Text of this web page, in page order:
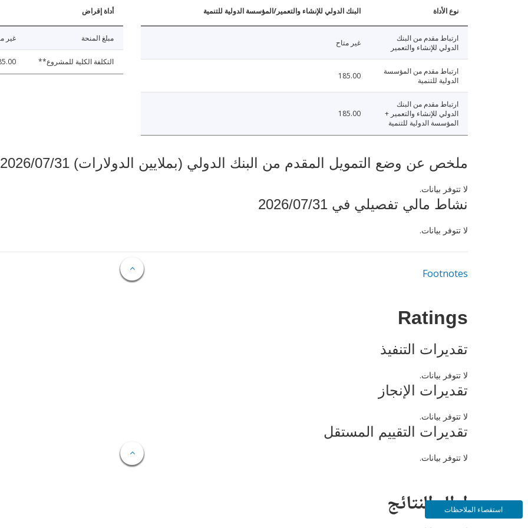
نوع الأداة البنك الدولي للإنشاء والتعمير/المؤسسة الدولية للتنمية
ارتباط مقدم من البنك
الدولي للإنشاء والتعمير
غير متاح
ارتباط مقدم من المؤسسة
الدولية للتنمية
185.00
ارتباط مقدم من البنك
الدولي للإنشاء والتعمير +
المؤسسة الدولية للتنمية
185.00
أداة إقراض
مبلغ المنحة غير
التكلفة الكلية للمشروع**
ملخص عن وضع التمويل المقدم من البنك الدولي (بملايين الدولارات) 2026/07/31
لا تتوفر بيانات.
نشاط مالي تفصيلي في 2026/07/31
لا تتوفر بيانات.
Footnotes
Ratings
تقديرات التنفيذ
لا تتوفر بيانات.
تقديرات الإنجاز
لا تتوفر بيانات.
تقديرات التقييم المستقل
لا تتوفر بيانات.
إطار النتائجاستقصاء الملاحظات